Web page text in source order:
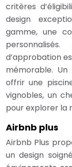
critères
design
gamme, une
d’approbation
mémorable.
offrir une
vignobles, un
pour explorer la
Airbnb plus
Airbnb Plus
un design